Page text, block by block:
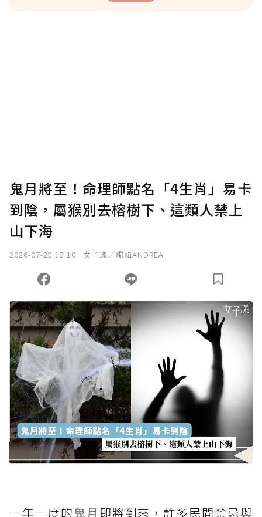
確認送出
您當前剩餘 U 利點數：0點；前往 購買點數
鬼月將至！命理師點名「4生肖」易卡
到陰，屬猴別去榕樹下、這類人禁上
山下海
2026-07-29 18:10 女子漾／編輯ANDREA
一年一度的鬼月 即將到來，許多民間禁忌與